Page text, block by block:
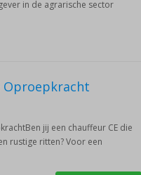
in de agrarische sector
Oproepkracht
jij een chauffeur CE die
rustige ritten? Voor een